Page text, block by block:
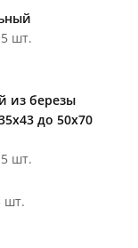
шт.
из березы
до 50х70
шт.
шт.